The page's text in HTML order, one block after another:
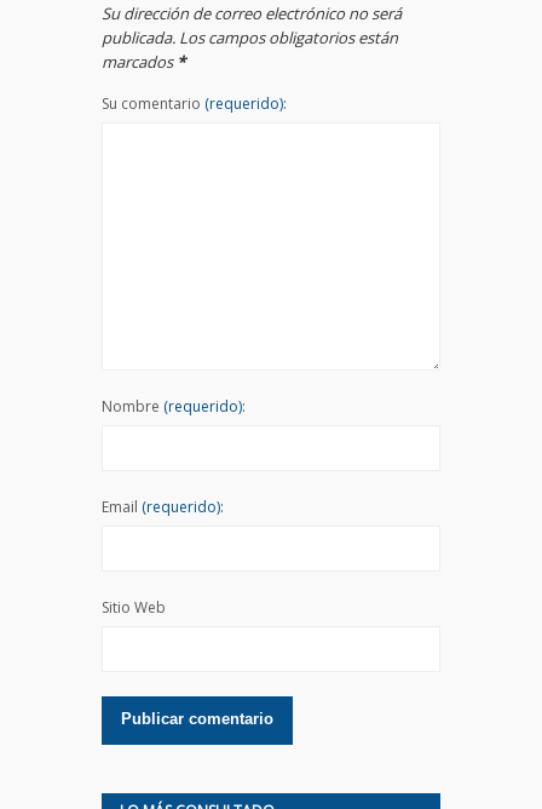
Su dirección de correo electrónico no será
publicada. Los campos obligatorios están
marcados *
Su comentario (requerido):
Nombre (requerido):
Email (requerido):
Sitio Web